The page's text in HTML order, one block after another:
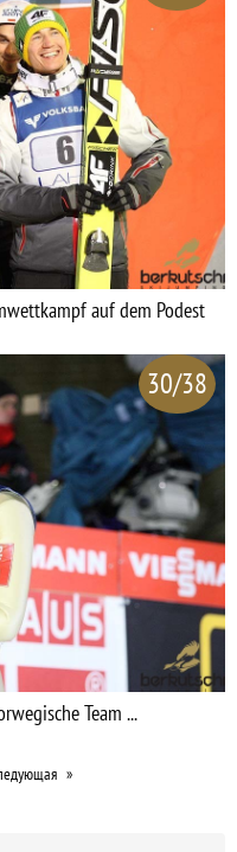
auf dem Podest
30/38
Team ...